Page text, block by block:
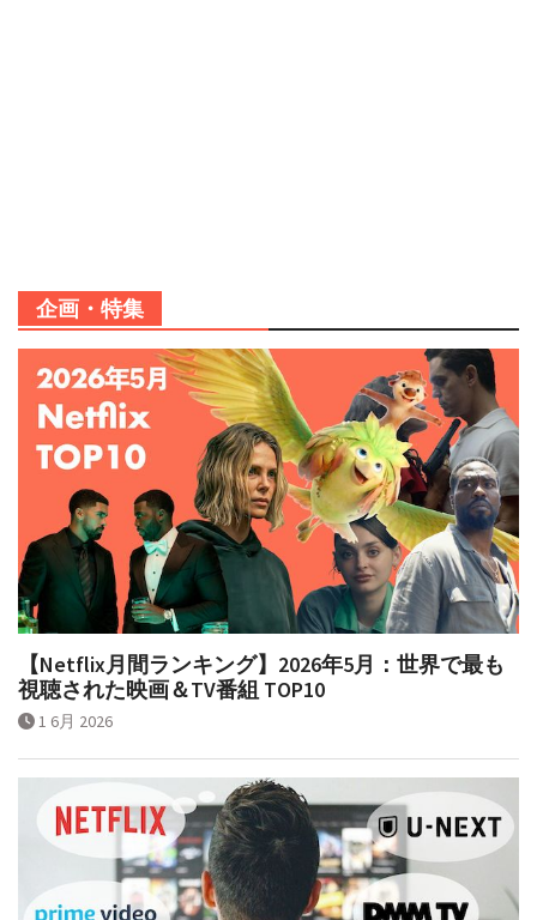
企画・特集
【Netflix月間ランキング】2026年5月：世界で最も
視聴された映画＆TV番組 TOP10